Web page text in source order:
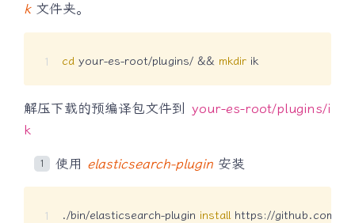
k文件夹。
cd your-es-root/plugins/ && mkdir ik
解压下载的预编译包文件到 your-es-root/plugins/i
k
使用 elasticsearch-plugin 安装
./bin/elasticsearch-plugin install https://github.com/